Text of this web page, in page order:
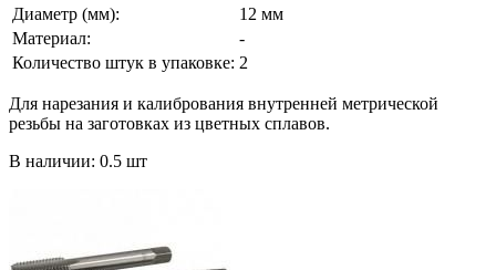
Диаметр (мм):
12 мм
Материал:
-
Количество штук в упаковке: 2
Для нарезания и калибрования внутренней метрической
резьбы на заготовках из цветных сплавов.
В наличии: 0.5 шт